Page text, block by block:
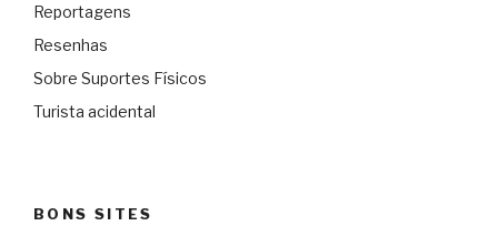
Reportagens
Resenhas
Sobre Suportes Físicos
Turista acidental
BONS SITES